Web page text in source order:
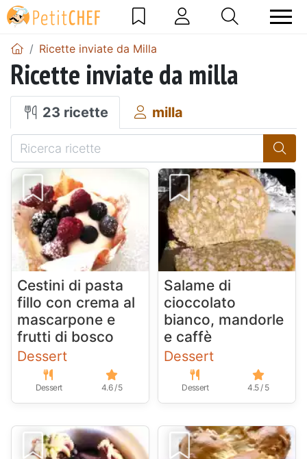
Ricette inviate da Milla
Ricette inviate da milla
23 ricette milla
Cestini di pasta
fillo con crema al
mascarpone e
frutti di bosco
Dessert
Dessert 4.6 / 5
Salame di
cioccolato
bianco, mandorle
e caffè
Dessert
Dessert 4.5 / 5